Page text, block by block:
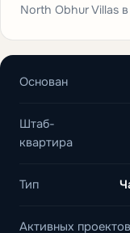
North Obhur Villas
Основан
Штаб-
квартира
Тип
Активных проектов